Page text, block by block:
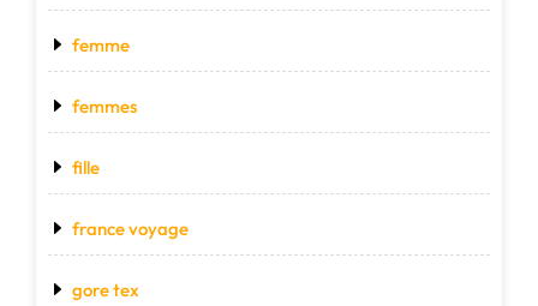
femme
femmes
fille
france voyage
gore tex